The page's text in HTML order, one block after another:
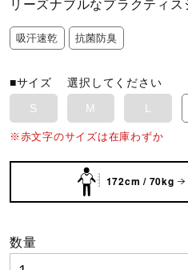
卓球
ソフトボール
リーズナブルなプラクティス
吸汗速乾 抗菌防臭
■サイズ選択してください
S
M L
※赤文字のサイズは在庫わずか
172cm / 70kg
数量